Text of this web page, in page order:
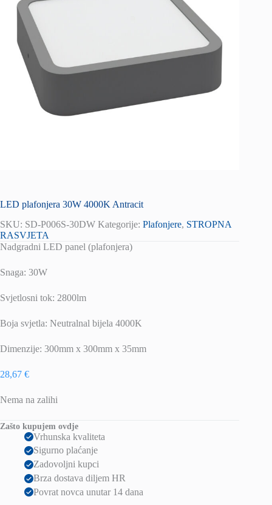
LED plafonjera 30W 4000K Antracit
SKU: SD-P006S-30DW Kategorije: Plafonjere, STROPNA
RASVJETA
Nadgradni LED panel (plafonjera)
Snaga: 30W
Svjetlosni tok: 2800lm
Boja svjetla: Neutralnal bijela 4000K
Dimenzije: 300mm x 300mm x 35mm
28,67 €
Nema na zalihi
Zašto kupujem ovdje
Vrhunska kvaliteta
Sigurno plaćanje
Zadovoljni kupci
Brza dostava diljem HR
Povrat novca unutar 14 dana